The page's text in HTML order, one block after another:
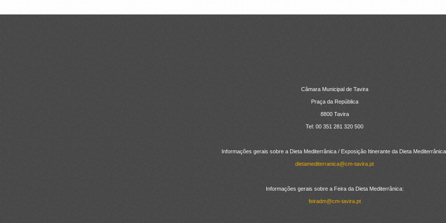
Câmara Municipal de Tavira
Praça da República
8800 Tavira
Tel: 00 351 281 320 500
Informações gerais sobre a Dieta Mediterrânica / Exposição Itinerante da Dieta
dietamediterranica@cm-tavira.pt
Informações gerais sobre a Feira da Dieta Mediterrânica:
feiradm@cm-tavira.pt